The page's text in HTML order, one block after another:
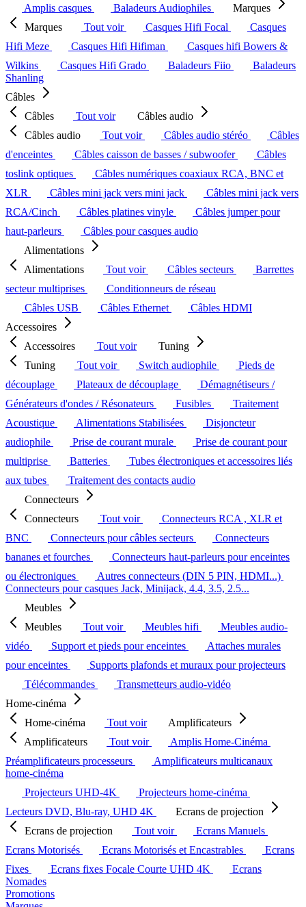
Amplis casques
Baladeurs Audiophiles
Marques
Marques
Tout voir Casques Hifi Focal
Casques
Hifi Meze
Casques Hifi Hifiman
Casques hifi Bowers &
Wilkins
Casques Hifi Grado Baladeurs Fiio
Baladeurs
Shanling
Câbles
Câbles
Tout voir
Câbles audio
Câbles audio
Tout voir Câbles audio stéréo
Câbles
d'enceintes
Câbles caisson de basses / subwoofer
Câbles
toslink optiques
Câbles numériques coaxiaux RCA, BNC et
XLR
Câbles mini jack vers mini jack
Câbles mini jack vers
RCA/Cinch
Câbles platines vinyle
Câbles jumper pour
haut-parleurs
Câbles pour casques audio
Alimentations
Alimentations
Tout voir Câbles secteurs
Barrettes
secteur multiprises
Conditionneurs de réseau
Câbles USB
Câbles Ethernet
Câbles HDMI
Accessoires
Accessoires
Tout voir
Tuning
Tuning
Tout voir Switch audiophile
Pieds de
découplage
Plateaux de découplage
Démagnétiseurs /
Générateurs d'ondes / Résonateurs
Fusibles
Traitement
Acoustique
Alimentations Stabilisées
Disjoncteur
audiophile
Prise de courant murale
Prise de courant pour
multiprise
Batteries
Tubes électroniques et accessoires liés
aux tubes
Traitement des contacts audio
Connecteurs
Connecteurs
Tout voir
Connecteurs RCA , XLR et
BNC
Connecteurs pour câbles secteurs
Connecteurs
bananes et fourches
Connecteurs haut-parleurs pour enceintes
ou électroniques
Autres connecteurs (DIN 5 PIN, HDMI...)
Connecteurs pour casques Jack, Minijack, 4.4, 3.5, 2.5...
Meubles
Meubles
Tout voir Meubles hifi
Meubles audio-
vidéo
Support et pieds pour enceintes
Attaches murales
pour enceintes
Supports plafonds et muraux pour projecteurs
Télécommandes
Transmetteurs audio-vidéo
Home-cinéma
Home-cinéma
Tout voir
Amplificateurs
Amplificateurs
Tout voir
Amplis Home-Cinéma
Préamplificateurs processeurs
Amplificateurs multicanaux
home-cinéma
Projecteurs UHD-4K
Projecteurs home-cinéma
Lecteurs DVD, Blu-ray, UHD 4K
Ecrans de projection
Ecrans de projection
Tout voir
Ecrans Manuels
Ecrans Motorisés
Ecrans Motorisés et Encastrables
Ecrans
Fixes
Ecrans fixes Focale Courte UHD 4K
Ecrans
Nomades
Promotions